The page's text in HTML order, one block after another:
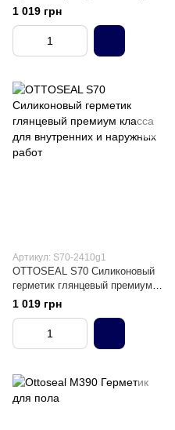
внутренних и наружных работ
1 019 грн
Артикул: S70-2410g1
OTTOSEAL S70 Силиконовый
герметик глянцевый премиум
класса для внутренних и
наружных работ
1 019 грн